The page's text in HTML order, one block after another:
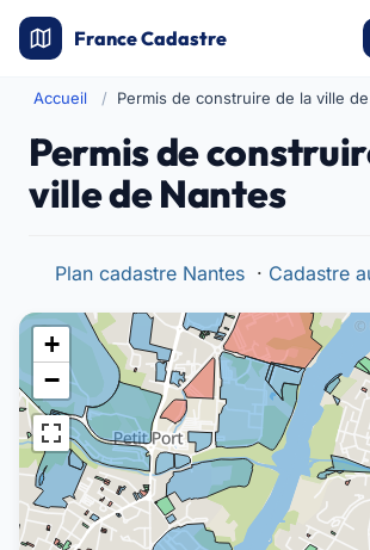
France Cadastre
Accueil Permis de construire de la ville
Permis de
ville de Nantes
Plan cadastre Nantes· Cadastre
+
−